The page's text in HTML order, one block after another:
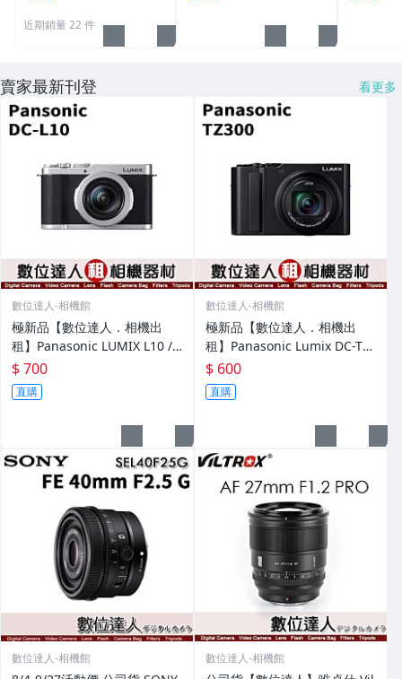
近期銷量 22 件
賣家最新刊登 看更多
數位達人-相機館
極新品【數位達人．相機出
租】Panasonic LUMIX L10 /
DC-L10 隨身相機 演唱會 活動
紀錄
$ 700
直購
數位達人-相機館
極新品【數位達人．相機出
租】Panasonic Lumix DC-TZ
300 / ZS300 隨身相機
$ 600
直購
數位達人-相機館 數位達人-相機館